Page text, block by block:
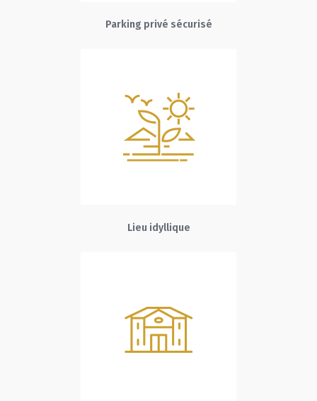
Parking privé sécurisé
Lieu idyllique